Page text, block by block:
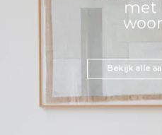
met
Bekijk alle